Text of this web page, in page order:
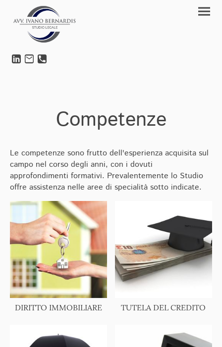
Competenze
Le competenze sono frutto dell'esperienza acquisita sul
campo nel corso degli anni, con i dovuti
approfondimenti formativi. Prevalentemente lo Studio
offre assistenza nelle aree di specialità sotto indicate.
DIRITTO IMMOBILIARE TUTELA DEL CREDITO